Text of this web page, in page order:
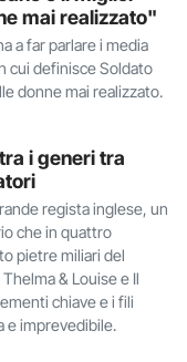
mai realizzato"
a far parlare i media
cui definisce Soldato
donne mai realizzato.
i generi tra
regista inglese, un
che in quattro
pietre miliari del
& Louise e Il
chiave e i fili
e imprevedibile.